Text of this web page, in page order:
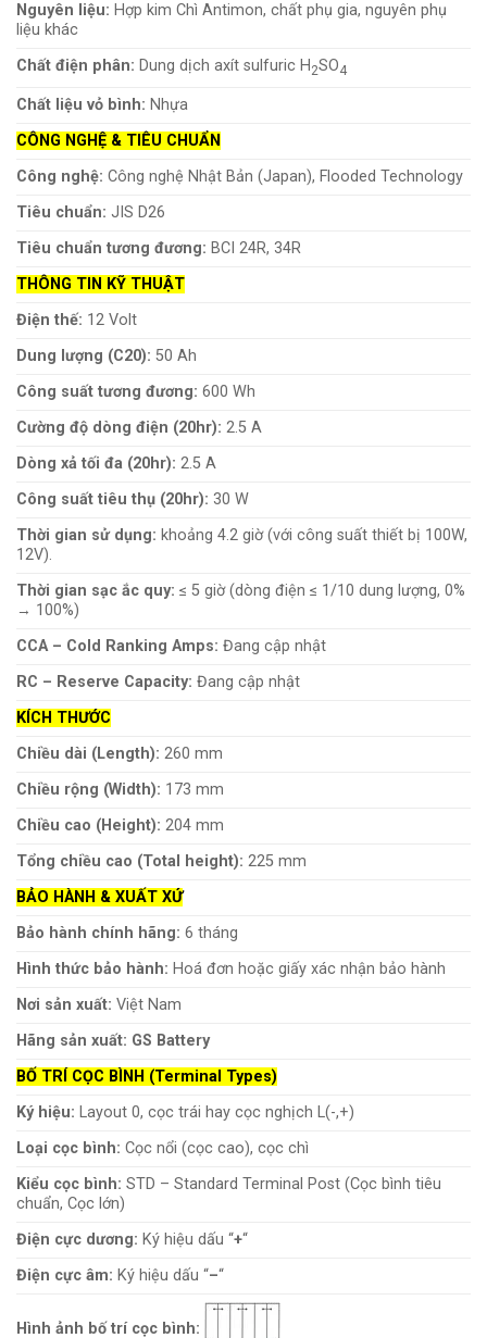
Nguyên liệu: Hợp kim Chì Antimon, chất phụ gia, nguyên phụ
liệu khác
Chất điện phân: Dung dịch axít sulfuric H 2SO4
Chất liệu vỏ bình: Nhựa
CÔNG NGHỆ & TIÊU CHUẨN
Công nghệ: Công nghệ Nhật Bản (Japan), Flooded Technology
Tiêu chuẩn: JIS D26
Tiêu chuẩn tương đương: BCI 24R, 34R
THÔNG TIN KỸ THUẬT
Điện thế: 12 Volt
Dung lượng (C20): 50 Ah
Công suất tương đương: 600 Wh
Cường độ dòng điện (20hr): 2.5 A
Dòng xả tối đa (20hr): 2.5 A
Công suất tiêu thụ (20hr): 30 W
Thời gian sử dụng: khoảng 4.2 giờ (với công suất thiết bị 100W,
12V).
Thời gian sạc ắc quy: ≤ 5 giờ (dòng điện ≤ 1/10 dung lượng, 0%
→ 100%)
CCA – Cold Ranking Amps: Đang cập nhật
RC – Reserve Capacity: Đang cập nhật
KÍCH THƯỚC
Chiều dài (Length): 260 mm
Chiều rộng (Width): 173 mm
Chiều cao (Height): 204 mm
Tổng chiều cao (Total height): 225 mm
BẢO HÀNH & XUẤT XỨ
Bảo hành chính hãng: 6 tháng
Hình thức bảo hành: Hoá đơn hoặc giấy xác nhận bảo hành
Nơi sản xuất: Việt Nam
Hãng sản xuất: GS Battery
BỐ TRÍ CỌC BÌNH (Terminal Types)
Ký hiệu: Layout 0, cọc trái hay cọc nghịch L(-,+)
Loại cọc bình: Cọc nổi (cọc cao), cọc chì
Kiểu cọc bình: STD – Standard Terminal Post (Cọc bình tiêu
chuẩn, Cọc lớn)
Điện cực dương: Ký hiệu dấu “+“
Điện cực âm: Ký hiệu dấu “–“
Hình ảnh bố trí cọc bình: